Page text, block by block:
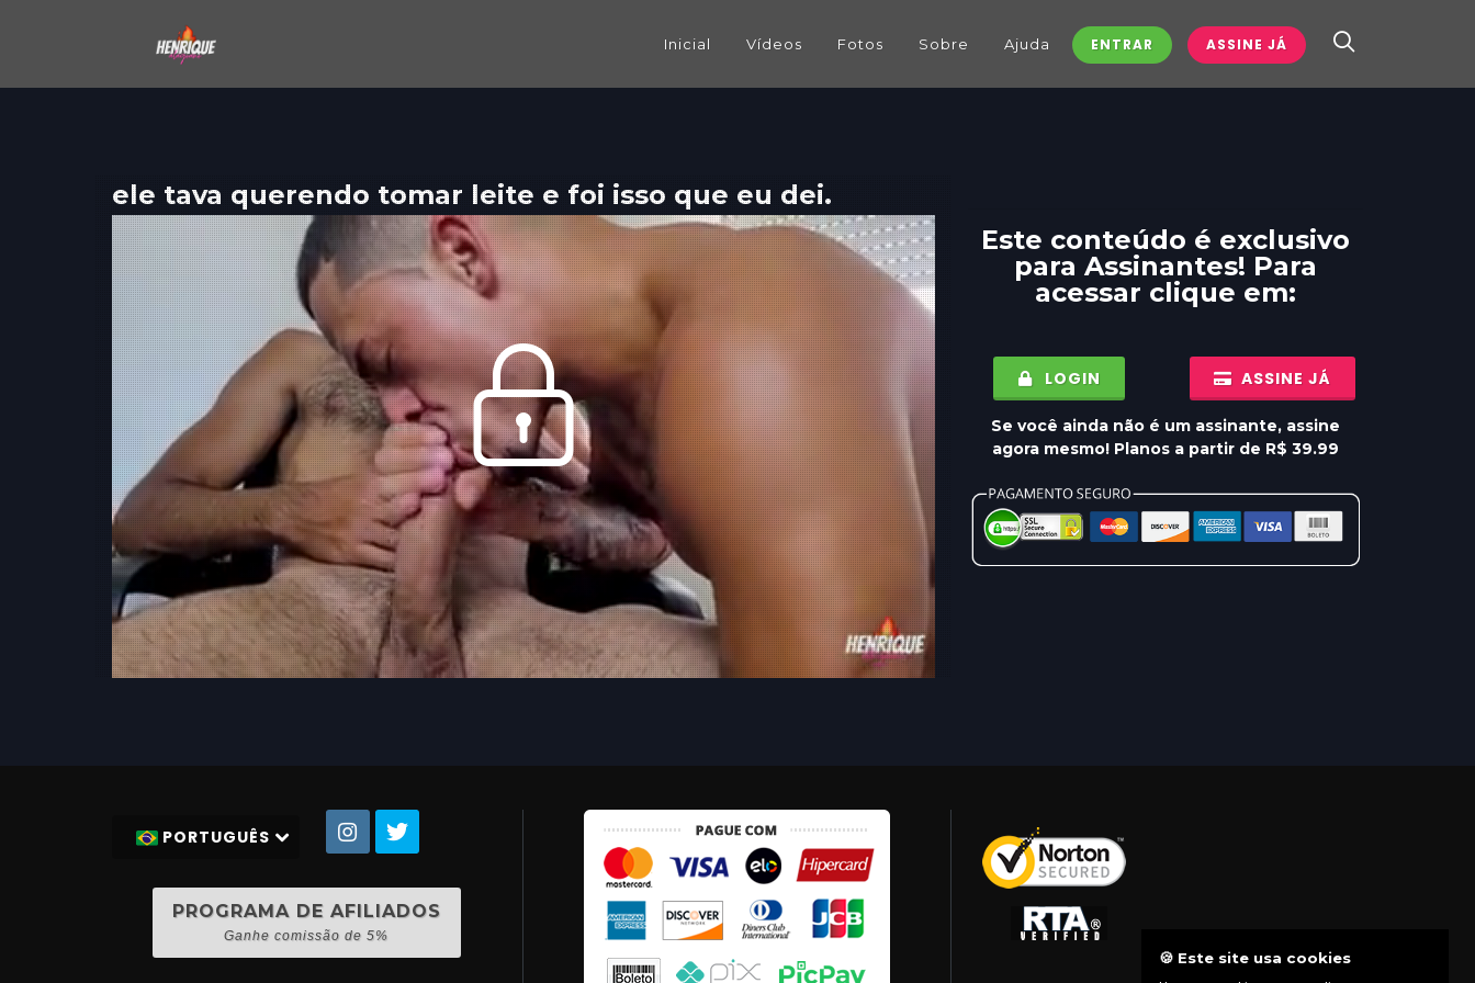
Inicial Vídeos Fotos Sobre Ajuda ENTRAR ASSINE JÁ
ele tava querendo tomar leite e foi isso que eu dei.
Este conteúdo é exclusivo
para Assinantes! Para
acessar clique em:
LOGIN ASSINE JÁ
Se você ainda não é um assinante, assine
agora mesmo! Planos a partir de R$ 39.99
PORTUGUÊS
PROGRAMA DE AFILIADOS
Ganhe comissão de 5%
🍪 Este site usa cookies